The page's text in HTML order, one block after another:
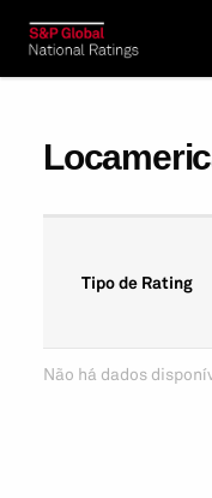
Tipo de Rating
Não há dados